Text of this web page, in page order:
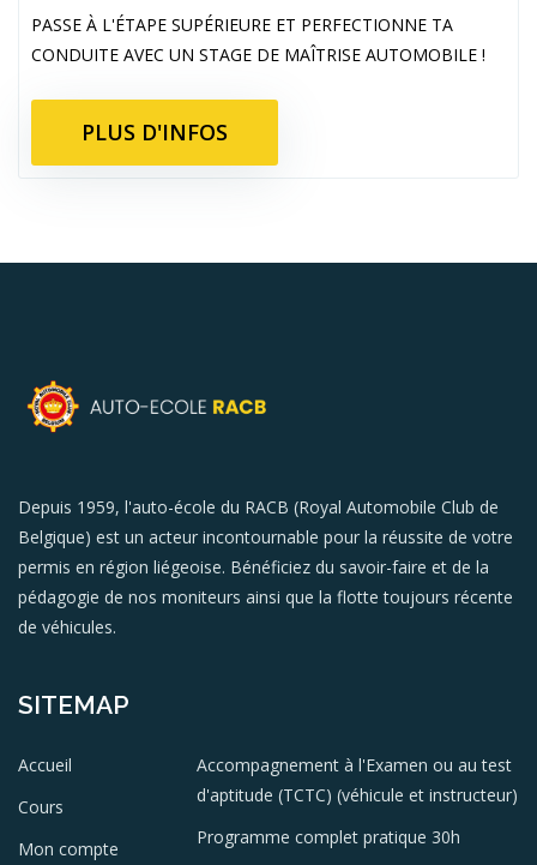
PASSE À L'ÉTAPE SUPÉRIEURE ET PERFECTIONNE TA
CONDUITE AVEC UN STAGE DE MAÎTRISE AUTOMOBILE !
PLUS D'INFOS
Depuis 1959, l'auto-école du RACB (Royal Automobile Club de
Belgique) est un acteur incontournable pour la réussite de votre
permis en région liégeoise. Bénéficiez du savoir-faire et de la
pédagogie de nos moniteurs ainsi que la flotte toujours récente
de véhicules.
SITEMAP
Accueil
Cours
Mon compte
Accompagnement à l'Examen ou au test
d'aptitude (TCTC) (véhicule et instructeur)
Programme complet pratique 30h